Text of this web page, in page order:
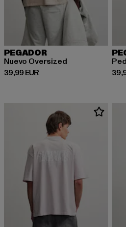
PEGADOR
Nuevo Oversized
39,99 EUR
Derzeitiger Preis: 39,99 EUR